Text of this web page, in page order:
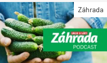
Záhrada